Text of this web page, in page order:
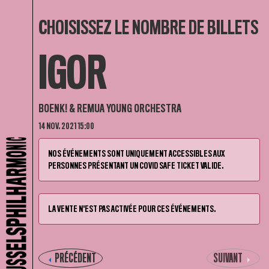
CHOISISSEZ LE NOMBRE DE BILLETS
IGOR
BOENK! & REMUA YOUNG ORCHESTRA
14 NOV. 2021 15:00
NOS ÉVÉNEMENTS SONT UNIQUEMENT ACCESSIBLES AUX
PERSONNES PRÉSENTANT UN COVID SAFE TICKET VALIDE.
LA VENTE N'EST PAS ACTIVÉE POUR CES ÉVÉNEMENTS.
SUIVANT
PRÉCÉDENT